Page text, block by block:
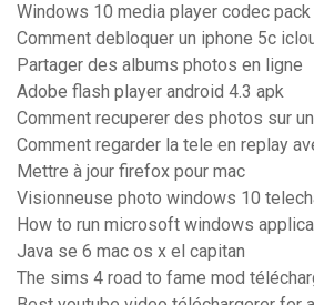
Windows 10 media player codec pack
Comment debloquer un iphone 5c
Partager des albums photos en ligne
Adobe flash player android 4.3 apk
Comment recuperer des photos sur
Comment regarder la tele en replay
Mettre à jour firefox pour mac
Visionneuse photo windows 10
How to run microsoft windows
Java se 6 mac os x el capitan
The sims 4 road to fame mod